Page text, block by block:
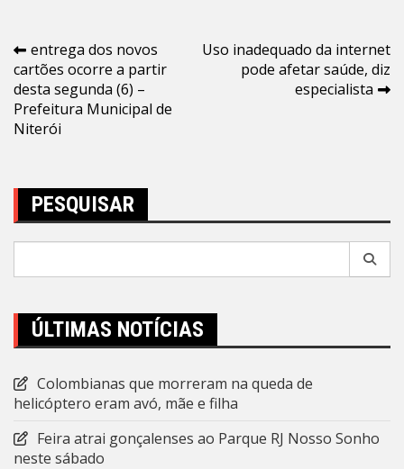
Navegação
de
Post
entrega dos novos
cartões ocorre a partir
desta segunda (6) –
Prefeitura Municipal de
Niterói
Uso inadequado da internet
pode afetar saúde, diz
especialista
PESQUISAR
ÚLTIMAS NOTÍCIAS
Colombianas que morreram na queda de
helicóptero eram avó, mãe e filha
Feira atrai gonçalenses ao Parque RJ Nosso Sonho
neste sábado